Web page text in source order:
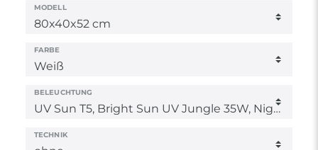
MODELL
FARBE
BELEUCHTUNG
TECHNIK